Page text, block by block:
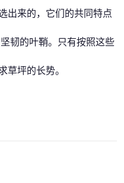
出来的，它们的共同特点
韧的叶鞘。只有按照这些
坪的长势。